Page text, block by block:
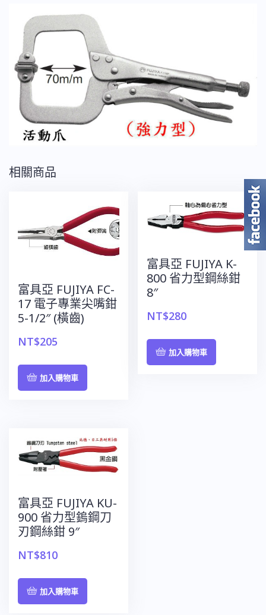
數
相關商品
富具亞 FUJIYA FC-
17 電子專業尖嘴鉗
5-1/2″ (橫齒)
NT$205
加入購物車
富具亞 FUJIYA K-
800 省力型鋼絲鉗
8″
NT$280
加入購物車
富具亞 FUJIYA KU-
900 省力型鎢鋼刀
刃鋼絲鉗 9″
NT$810
加入購物車